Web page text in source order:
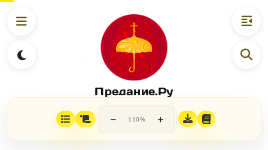
Предание.Ру
− 110% +